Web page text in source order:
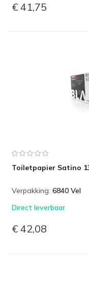
€ 41,75
Toiletpapier Satino
Verpakking: 6840 Vel
Direct leverbaar
€ 42,08